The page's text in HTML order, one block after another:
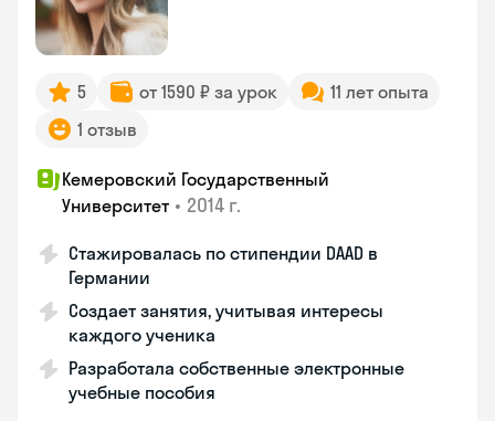
5 от 1590 ₽ за урок
11 лет опыта
1 отзыв
Кемеровский Государственный
Университет • 2014 г.
Стажировалась по стипендии DAAD в
Германии
Создает занятия, учитывая интересы
каждого ученика
Разработала собственные электронные
учебные пособия